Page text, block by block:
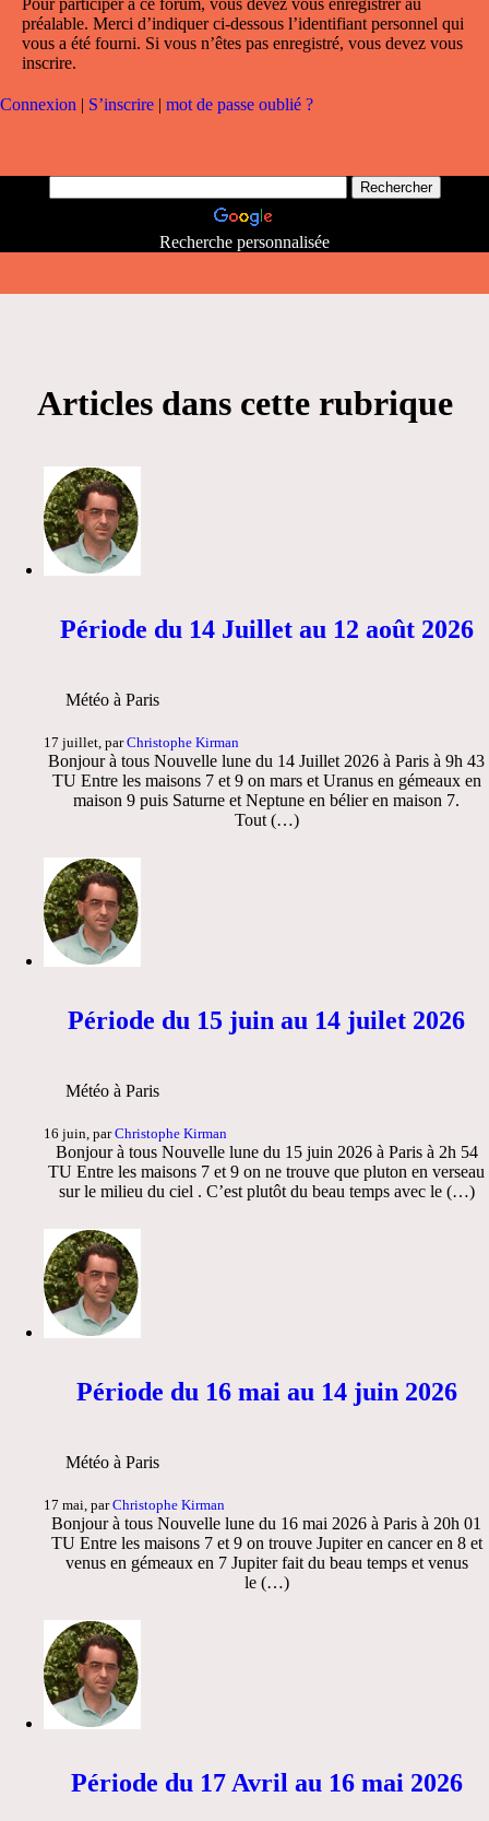
Pour participer à ce forum, vous devez vous enregistrer au
préalable. Merci d’indiquer ci-dessous l’identifiant personnel qui
vous a été fourni. Si vous n’êtes pas enregistré, vous devez vous
inscrire.
Connexion | S’inscrire | mot de passe oublié ?
Recherche personnalisée
Articles dans cette rubrique
Période du 14 Juillet au 12 août 2026
Météo à Paris
17 juillet, parChristophe Kirman
Bonjour à tous Nouvelle lune du 14 Juillet 2026 à Paris à 9h 43
TU Entre les maisons 7 et 9 on mars et Uranus en gémeaux en
maison 9 puis Saturne et Neptune en bélier en maison 7.
Tout (…)
Période du 15 juin au 14 juilet 2026
Météo à Paris
16 juin, parChristophe Kirman
Bonjour à tous Nouvelle lune du 15 juin 2026 à Paris à 2h 54
TU Entre les maisons 7 et 9 on ne trouve que pluton en verseau
sur le milieu du ciel . C’est plutôt du beau temps avec le (…)
Période du 16 mai au 14 juin 2026
Météo à Paris
17 mai, parChristophe Kirman
Bonjour à tous Nouvelle lune du 16 mai 2026 à Paris à 20h 01
TU Entre les maisons 7 et 9 on trouve Jupiter en cancer en 8 et
venus en gémeaux en 7 Jupiter fait du beau temps et venus
le (…)
Période du 17 Avril au 16 mai 2026